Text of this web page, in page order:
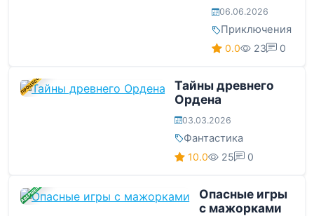
06.06.2026
Приключения
0.0 23 0
В ПРОЦЕССЕ
Тайны древнего
Ордена
03.03.2026
Фантастика
10.0 25 0
ЗАВЕРШЕНА
Опасные игры
с мажорками